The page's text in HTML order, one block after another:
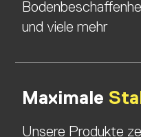
und viele mehr
Maximale
Unsere Produkte